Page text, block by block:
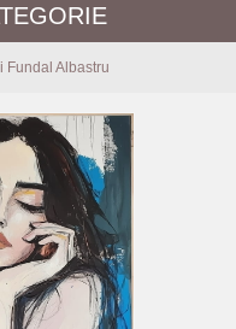
Fundal Albastru